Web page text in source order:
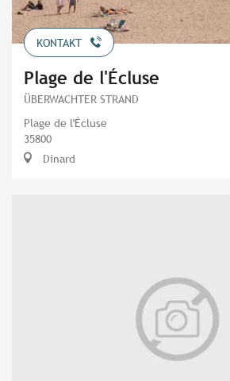
KONTAKT
Plage de l'Écluse
ÜBERWACHTER STRAND
Plage de l'Écluse
35800
Dinard